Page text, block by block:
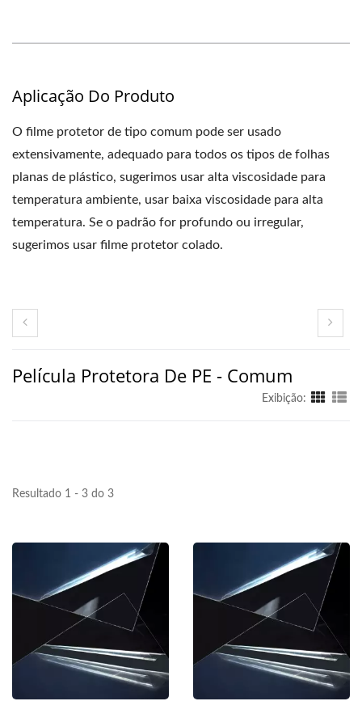
Aplicação Do Produto
O filme protetor de tipo comum pode ser usado
extensivamente, adequado para todos os tipos de folhas
planas de plástico, sugerimos usar alta viscosidade para
temperatura ambiente, usar baixa viscosidade para alta
temperatura. Se o padrão for profundo ou irregular,
sugerimos usar filme protetor colado.
Película Protetora De PE - Comum
Exibição:
Resultado 1 - 3 do 3